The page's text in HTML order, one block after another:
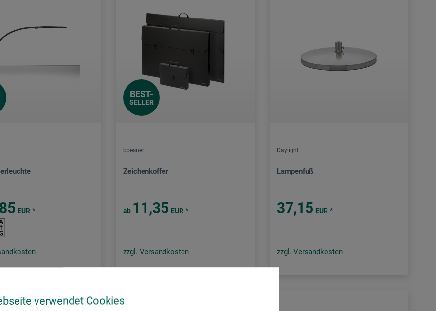
verwendet Cookies
EUR *
BEST-
SELLER
boesner
Zeichenkoffer
ab 11,35 EUR *
zzgl. Versandkosten
Daylight
Lampenfuß
37,15 EUR *
zzgl. Versandkosten